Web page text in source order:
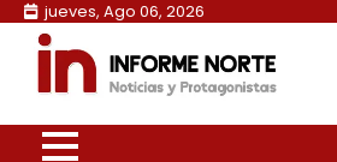
Skip
content
jueves, Ago 06, 2026